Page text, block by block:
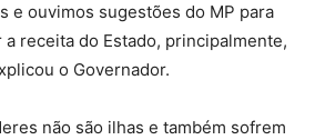
e ouvimos sugestões do MP para
receita do Estado, principalmente,
o Governador.
não são ilhas e também sofrem